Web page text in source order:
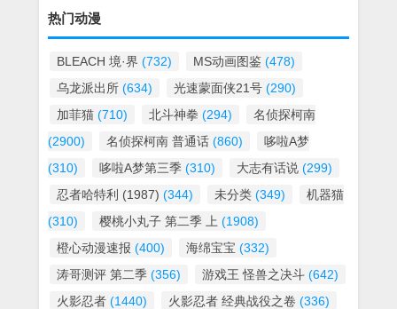
热门动漫
BLEACH 境·界 (732) MS动画图鉴 (478)
乌龙派出所 (634) 光速蒙面侠21号 (290)
加菲猫 (710) 北斗神拳 (294)
名侦探柯南
(2900)
名侦探柯南 普通话 (860)
哆啦A梦
(310)
哆啦A梦第三季 (310) 大志有话说 (299)
忍者哈特利 (1987) (344) 未分类 (349)
机器猫
(310)
樱桃小丸子 第二季 上 (1908)
橙心动漫速报 (400) 海绵宝宝 (332)
涛哥测评 第二季 (356) 游戏王 怪兽之决斗 (642)
火影忍者 (1440) 火影忍者 经典战役之卷 (336)